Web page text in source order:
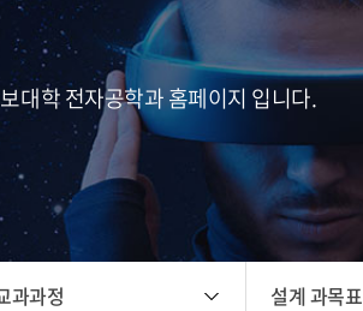
대학 전자공학과 홈페이지 입니다.
과과정 설계 과목표